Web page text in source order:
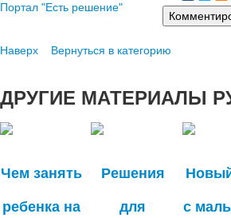
Портал "Есть решение"
Наверх Вернуться в категорию
ДРУГИЕ МАТЕРИАЛЫ
Чем занять
ребенка на
Решения
для с